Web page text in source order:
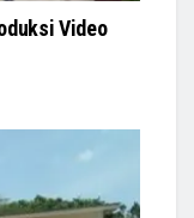
Video